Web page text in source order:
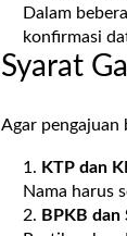
Dalam
konfirmasi
Syarat
Agar pengajuan
KTP dan
Nama harus
BPKB dan